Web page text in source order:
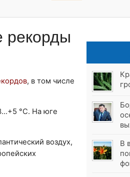
рекорды
, в том числе
°С. На юге
воздух,
В